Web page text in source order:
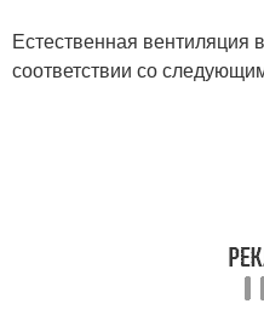
Естественная вентиляция
соответствии со